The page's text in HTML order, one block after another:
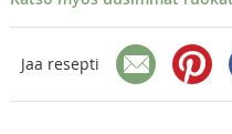
Jaa resepti